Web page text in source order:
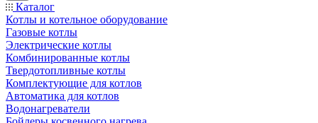
Каталог
Котлы и котельное оборудование
Газовые котлы
Электрические котлы
Комбинированные котлы
Твердотопливные котлы
Комплектующие для котлов
Автоматика для котлов
Водонагреватели